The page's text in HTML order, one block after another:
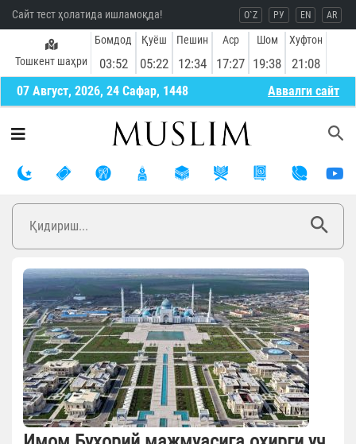
Сайт тест ҳолатида ишламоқда! O`Z РУ EN AR
Тошкент шаҳри
Бомдод
03:52
Қуёш
05:22
Пешин
12:34
Аср
17:27
Шом
19:38
Хуфтон
21:08
07 Август, 2026, 24 Сафар, 1448 Aввалги сайт